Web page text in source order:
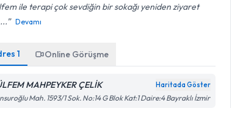
ile terapi çok sevdiğin bir sokağı yeniden ziyaret
Devamı
1 Online Görüşme
MAHPEYKER ÇELİK Haritada Göster
Mah. 1593/1 Sok. No:14 G Blok Kat:1 Daire:4 Bayraklı İzmir